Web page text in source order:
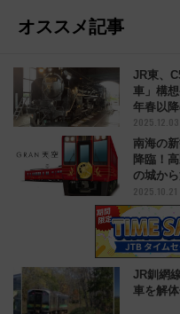
オススメ記事
JR東、
車」構
年春以
2025.12.03
南海の
降臨！
の城か
2025.10.21
JR釧網
車を解